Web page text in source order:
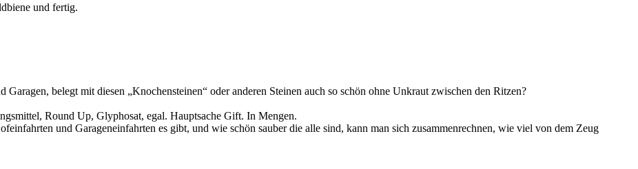
und fertig.
belegt mit diesen „Knochensteinen“ oder anderen Steinen auch so schön ohne Unkraut zwischen den Ritzen?
Round Up, Glyphosat, egal. Hauptsache Gift. In Mengen.
und Garageneinfahrten es gibt, und wie schön sauber die alle sind, kann man sich zusammenrechnen, wie viel von dem Zeug